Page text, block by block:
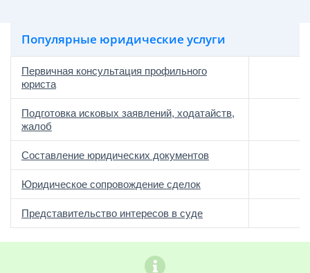
Популярные юридические услуги
Первичная консультация профильного
юриста
Подготовка исковых заявлений, ходатайств,
жалоб
Составление юридических документов
Юридическое сопровождение сделок
Представительство интересов в суде